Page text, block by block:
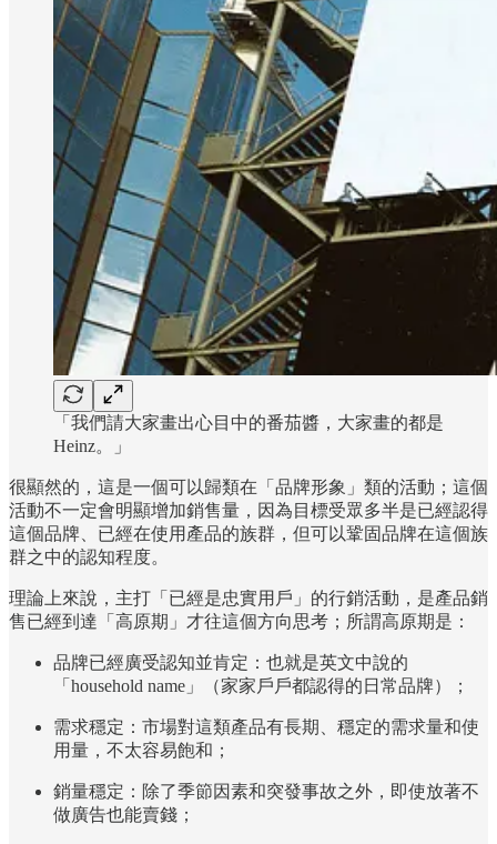
「我們請大家畫出心目中的番茄醬，大家畫的都是
Heinz。」
很顯然的，這是一個可以歸類在「品牌形象」類的活動；這個
活動不一定會明顯增加銷售量，因為目標受眾多半是已經認得
這個品牌、已經在使用產品的族群，但可以鞏固品牌在這個族
群之中的認知程度。
理論上來說，主打「已經是忠實用戶」的行銷活動，是產品銷
售已經到達「高原期」才往這個方向思考；所謂高原期是：
品牌已經廣受認知並肯定：也就是英文中說的
「household name」（家家戶戶都認得的日常品牌）；
需求穩定：市場對這類產品有長期、穩定的需求量和使
用量，不太容易飽和；
銷量穩定：除了季節因素和突發事故之外，即使放著不
做廣告也能賣錢；